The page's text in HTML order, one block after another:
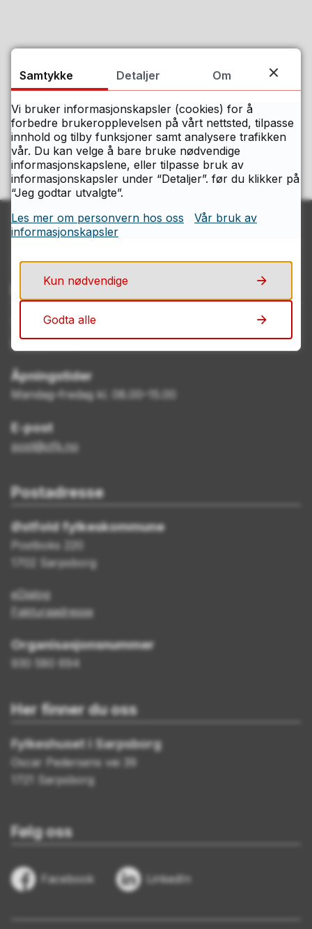
Fant du det du lette etter på denne
siden?
Ja Nei
Kontakt Østfolds servicesenter
Telefon
69 11 70 00
Åpningstider
Mandag–fredag kl. 08.00–15.00
E-post
post@ofk.no
Postadresse
Østfold fylkeskommune
Postboks 220
1702 Sarpsborg
eDialog
Fakturaadresse
Organisasjonsnummer
930 580 694
Her finner du oss
Fylkeshuset i Sarpsborg
Oscar Pedersens vei 39
1721 Sarpsborg
Følg oss
Facebook LinkedIn
Samtykke Detaljer Om
Vi bruker informasjonskapsler (cookies) for å
forbedre brukeropplevelsen på vårt nettsted, tilpasse
innhold og tilby funksjoner samt analysere trafikken
vår. Du kan velge å bare bruke nødvendige
informasjonskapslene, eller tilpasse bruk av
informasjonskapsler under “Detaljer”. før du klikker på
“Jeg godtar utvalgte”.
Les mer om personvern hos oss
Vår bruk av
informasjonskapsler
Kun nødvendige
Godta alle